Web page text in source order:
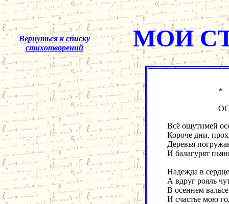
Вернуться к списку
стихотворений
МОИ
Всё ощутимей
Короче дни,
Деревья
И балагурят
Надежда в
А вдруг рояль
В осеннем
И счастье мою